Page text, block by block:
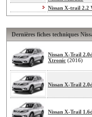
Nissan X-trail 2.2
Dernières fiches techniques
Nissan X-Trail
Xtronic (2016)
Nissan X-Trail
Nissan X-Trail